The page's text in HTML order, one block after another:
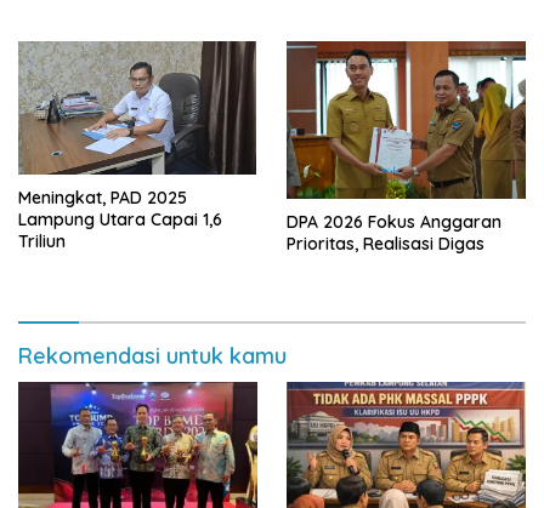
Meningkat, PAD 2025
Lampung Utara Capai 1,6
Triliun
DPA 2026 Fokus Anggaran
Prioritas, Realisasi Digas
Rekomendasi untuk kamu